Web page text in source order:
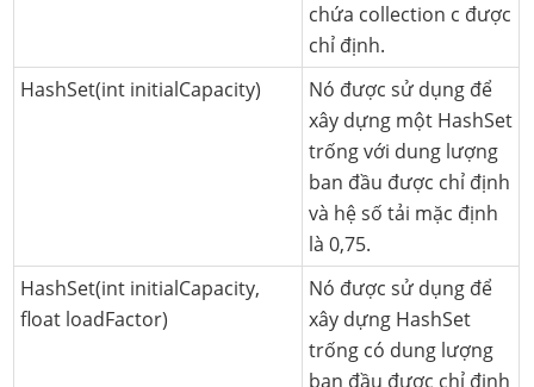
chứa collection c được
chỉ định.
HashSet(int initialCapacity)
Nó được sử dụng để
xây dựng một HashSet
trống với dung lượng
ban đầu được chỉ định
và hệ số tải mặc định
là 0,75.
HashSet(int initialCapacity,
float loadFactor)
Nó được sử dụng để
xây dựng HashSet
trống có dung lượng
ban đầu được chỉ định